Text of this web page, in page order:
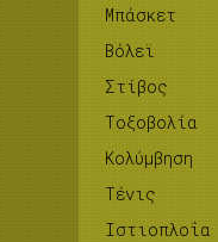
Μπάσκετ
Βόλεϊ
Στίβος
Tοξοβολία
Κολύμβηση
Τένις
Ιστιοπλοΐα